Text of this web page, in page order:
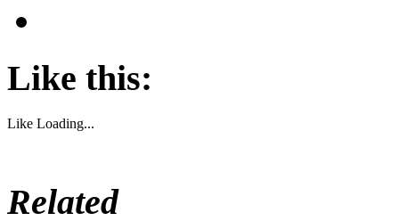
Like this:
Like Loading...
Related